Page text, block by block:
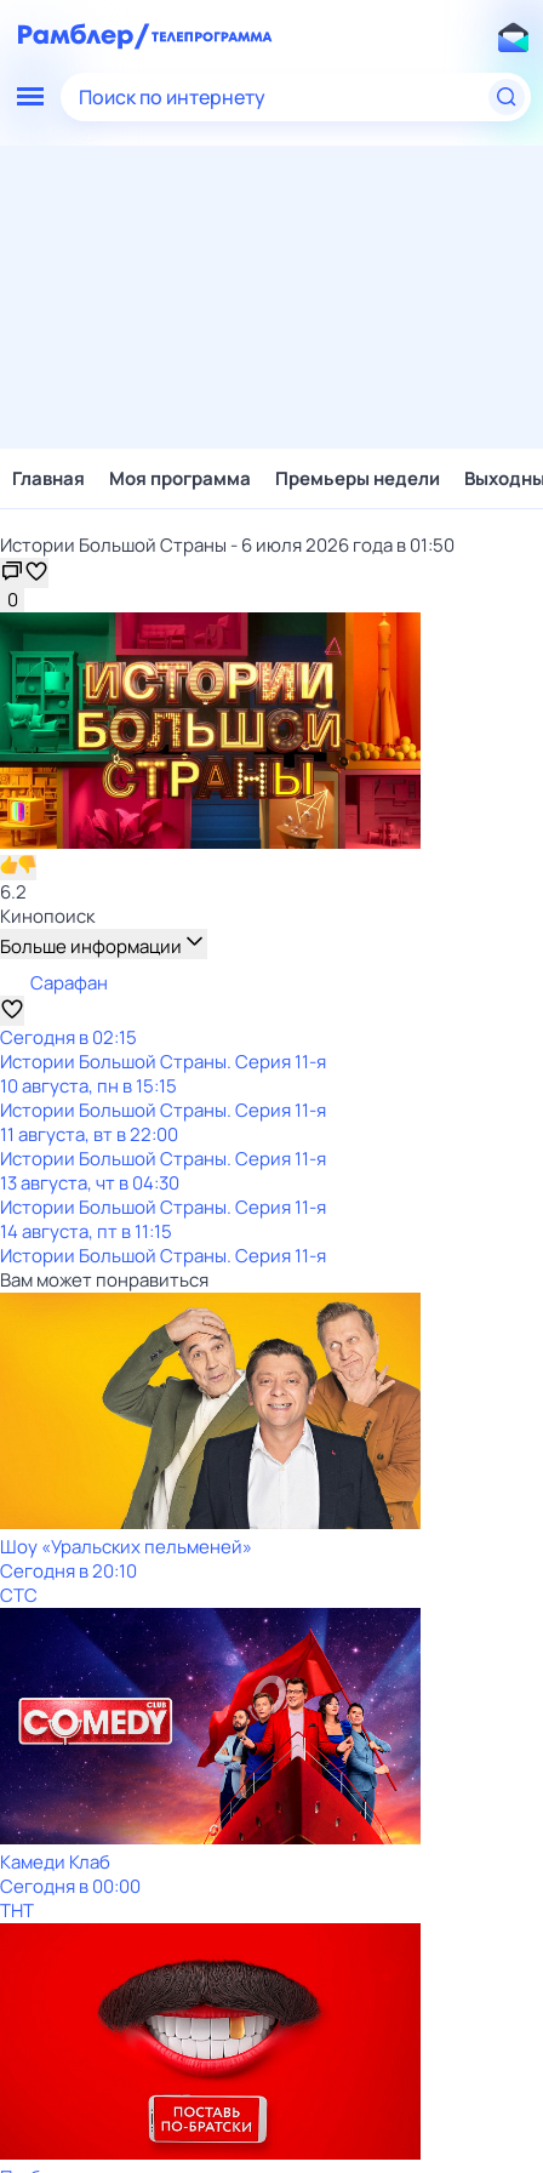
Поиск по интернету
Главная Моя программа Премьеры недели
Истории Большой Страны - 6 июля 2026 года в 01:50
0
6.2
Кинопоиск
Больше информации
Сарафан
Сегодня в 02:15
Истории Большой Страны. Серия 11-я
10 августа, пн в 15:15
Истории Большой Страны. Серия 11-я
11 августа, вт в 22:00
Истории Большой Страны. Серия 11-я
13 августа, чт в 04:30
Истории Большой Страны. Серия 11-я
14 августа, пт в 11:15
Истории Большой Страны. Серия 11-я
Вам может понравиться
Шоy «Уральских пeльменей»
Сегодня в 20:10
СТС
Камeди Клaб
Сегодня в 00:00
ТНТ